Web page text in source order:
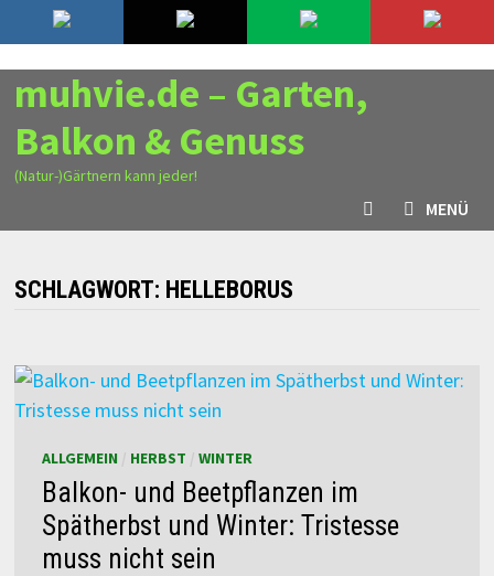
Zurück
zum
Inhalt
6. August 2026
muhvie.de – Garten,
Balkon & Genuss
(Natur-)Gärtnern kann jeder!
MENÜ
SCHLAGWORT: HELLEBORUS
ALLGEMEIN HERBST WINTER
Balkon- und Beetpflanzen im
Spätherbst und Winter: Tristesse
muss nicht sein